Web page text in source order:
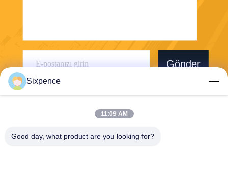
Gönder
Sixpence
11:09 AM
Good day, what product are you looking for?